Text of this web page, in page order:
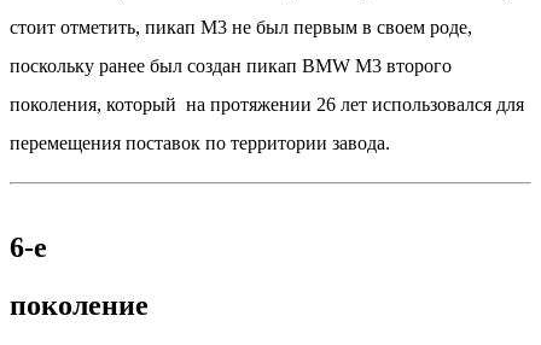
стоит отметить, пикап M3 не был первым в своем роде,
поскольку ранее был создан пикап BMW M3 второго
поколения, который на протяжении 26 лет использовался для
перемещения поставок по территории завода.
6-е
поколение